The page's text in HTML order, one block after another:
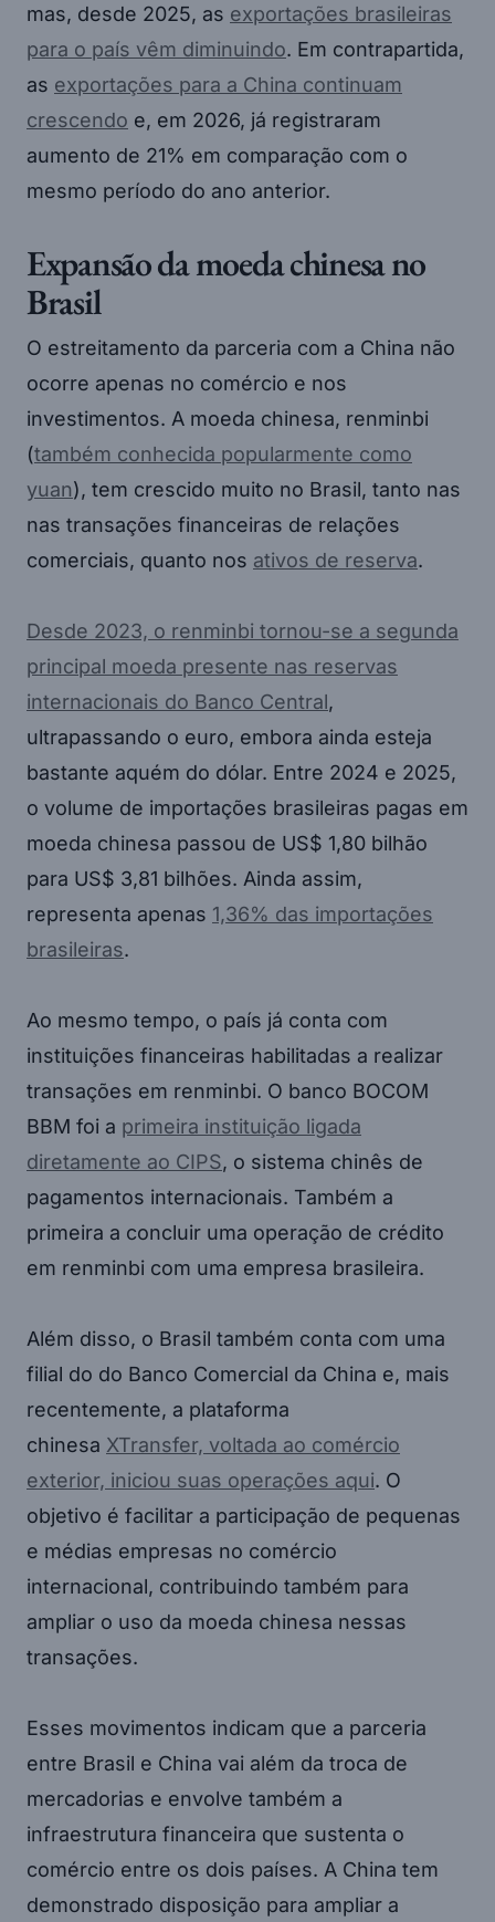
mas, desde 2025, as exportações brasileiras
para o país vêm diminuindo. Em contrapartida,
as exportações para a China continuam
crescendo e, em 2026, já registraram
aumento de 21% em comparação com o
mesmo período do ano anterior.
Expansão da moeda chinesa no
Brasil
O estreitamento da parceria com a China não
ocorre apenas no comércio e nos
investimentos. A moeda chinesa, renminbi
(também conhecida popularmente como
yuan), tem crescido muito no Brasil, tanto nas
nas transações financeiras de relações
comerciais, quanto nos ativos de reserva.
Desde 2023, o renminbi tornou-se a segunda
principal moeda presente nas reservas
internacionais do Banco Central,
ultrapassando o euro, embora ainda esteja
bastante aquém do dólar. Entre 2024 e 2025,
o volume de importações brasileiras pagas em
moeda chinesa passou de US$ 1,80 bilhão
para US$ 3,81 bilhões. Ainda assim,
representa apenas 1,36% das importações
brasileiras.
Ao mesmo tempo, o país já conta com
instituições financeiras habilitadas a realizar
transações em renminbi. O banco BOCOM
BBM foi a primeira instituição ligada
diretamente ao CIPS, o sistema chinês de
pagamentos internacionais. Também a
primeira a concluir uma operação de crédito
em renminbi com uma empresa brasileira.
Além disso, o Brasil também conta com uma
filial do do Banco Comercial da China e, mais
recentemente, a plataforma
chinesa XTransfer, voltada ao comércio
exterior, iniciou suas operações aqui. O
objetivo é facilitar a participação de pequenas
e médias empresas no comércio
internacional, contribuindo também para
ampliar o uso da moeda chinesa nessas
transações.
Esses movimentos indicam que a parceria
entre Brasil e China vai além da troca de
mercadorias e envolve também a
infraestrutura financeira que sustenta o
comércio entre os dois países. A China tem
demonstrado disposição para ampliar a